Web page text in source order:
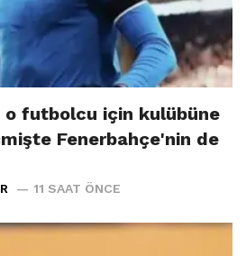
o futbolcu için kulübüne
Fenerbahçe'nin de
11 SAAT ÖNCE